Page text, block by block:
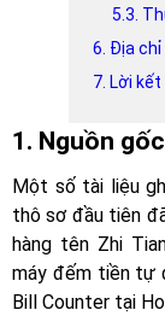
5.3.
6. Địa
7. Lời kết
1. Nguồn
Một số tài liệu
thô sơ đầu tiên
hàng tên Zhi
máy đếm tiền tự
Bill Counter tại